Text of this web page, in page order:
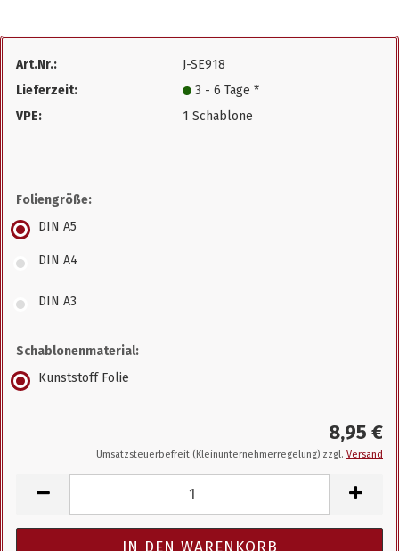
Art.Nr.:
J-SE918
Lieferzeit:
3 - 6 Tage *
VPE:
1 Schablone
Foliengröße:
DIN A5
DIN A4
DIN A3
Schablonenmaterial:
Kunststoff Folie
8,95 €
Umsatzsteuerbefreit (Kleinunternehmerregelung) zzgl. Versand